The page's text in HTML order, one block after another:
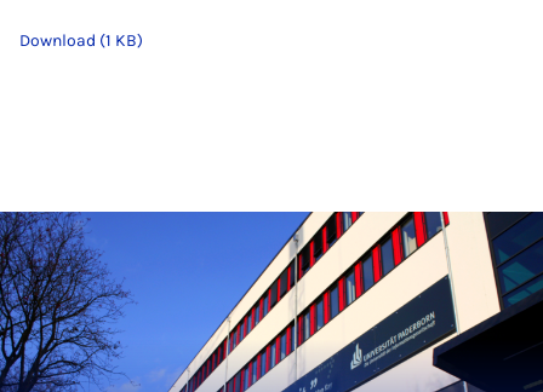
Download (1 KB)